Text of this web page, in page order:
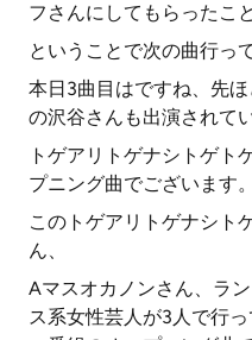
フさんにしてもらったこ
ということで次の曲行っ
本日3曲目はですね、先
の沢谷さんも出演されて
トゲアリトゲナシトゲト
プニング曲でございます。
このトゲアリトゲナシト
ん、
Aマスオカノンさん、ラ
ス系女性芸人が3人で行